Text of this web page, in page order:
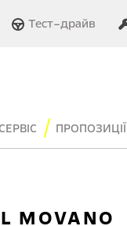
Тест–драйв
ПРОПОЗИЦІЇ
MOVANO